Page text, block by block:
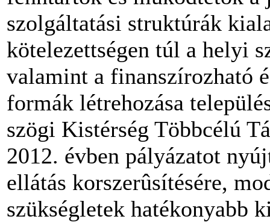
szolgáltatási struktúrák
kötelezettségen túl a helyi
valamint a finanszírozható
formák létrehozása
szögi Kistérség Többcélú
2012. évben pályázatot
ellátás korszerûsítésére,
szükségletek hatékonyabb